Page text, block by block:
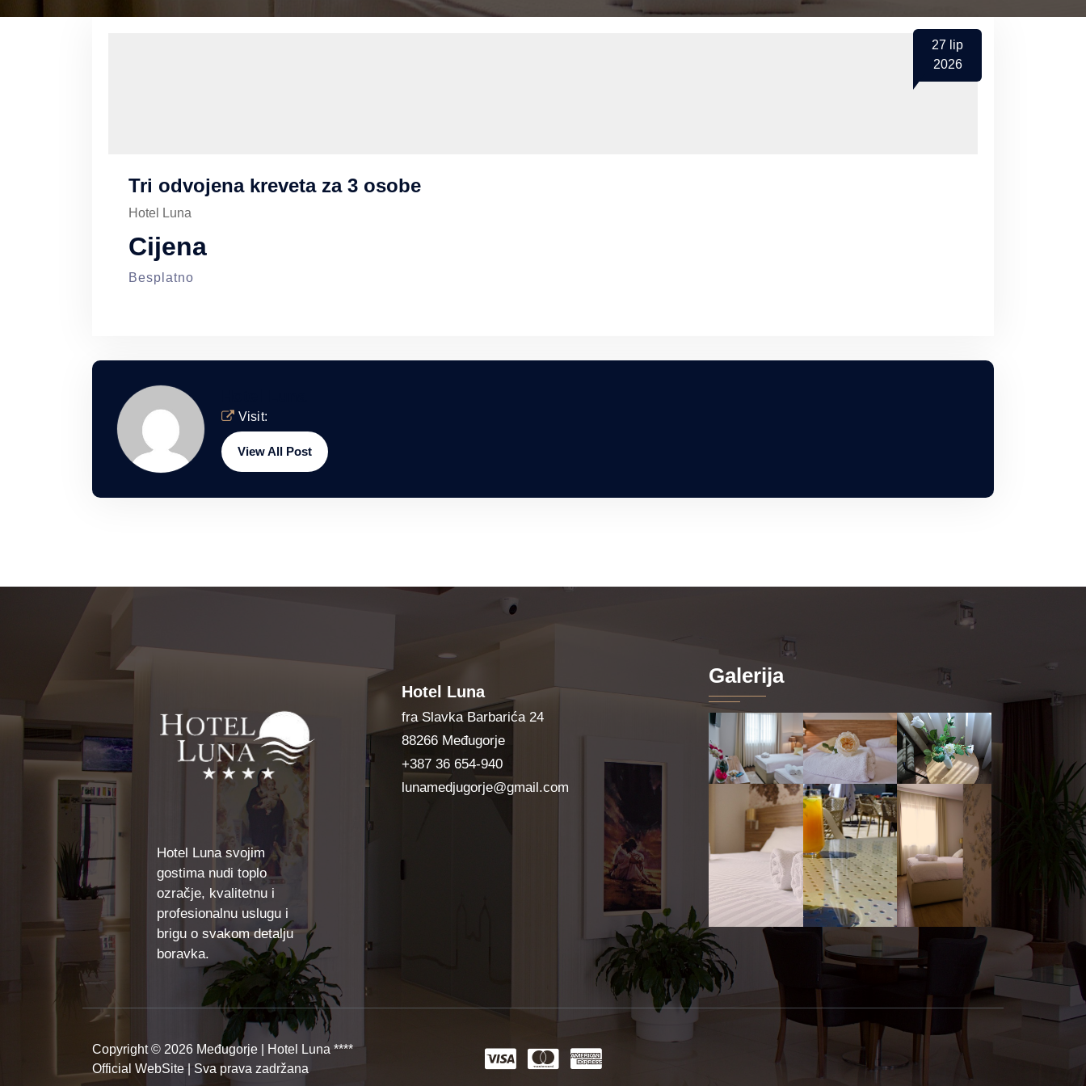
27 lip
2026
Tri odvojena kreveta za 3 osobe
Hotel Luna
Cijena
Besplatno
Visit:
View All Post
Hotel Luna svojim
gostima nudi toplo
ozračje, kvalitetnu i
profesionalnu uslugu i
brigu o svakom detalju
boravka.
Hotel Luna
fra Slavka Barbarića 24
88266 Međugorje
+387 36 654-940
lunamedjugorje@gmail.com
Galerija
Copyright © 2026 Međugorje | Hotel Luna ****
Official WebSite | Sva prava zadržana